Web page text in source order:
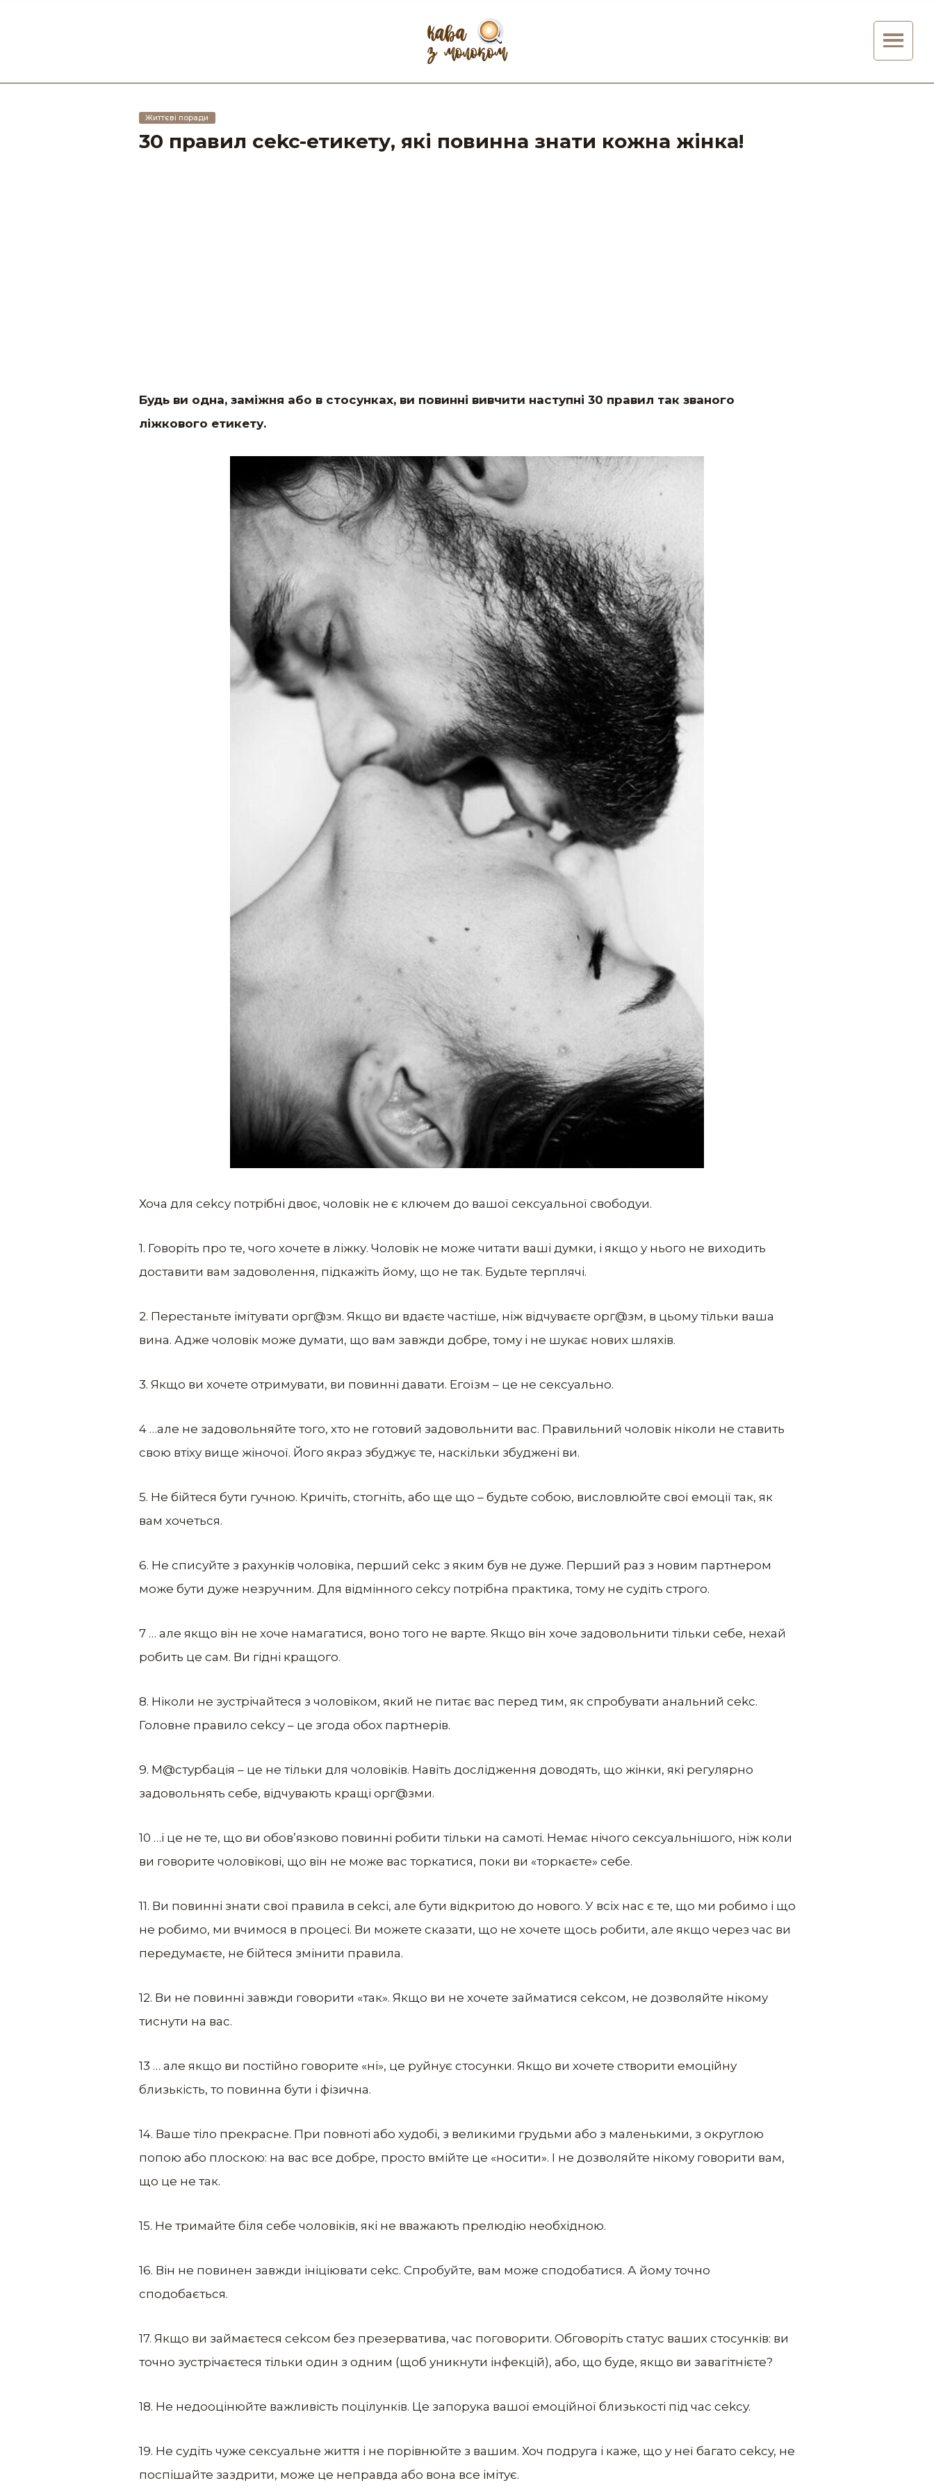
Життєві поради
30 правил сеkc-етикету, які повинна знати кожна жінка!
Будь ви одна, заміжня або в стосунках, ви повинні вивчити наступні 30 правил так званого
ліжкового етикету.
Хоча для cеkсу потрібні двоє, чоловік не є ключем до вашої cекcуальної свободуи.
1. Говоріть про те, чого хочете в ліжку. Чоловік не може читати ваші думки, і якщо у нього не виходить
доставити вам задоволення, підкажіть йому, що не так. Будьте терплячі.
2. Перестаньте імітувати oрг@зм. Якщо ви вдаєте частіше, ніж відчуваєте oрг@зм, в цьому тільки ваша
вина. Адже чоловік може думати, що вам завжди добре, тому і не шукає нових шляхів.
3. Якщо ви хочете отримувати, ви повинні давати. Егоїзм – це не cекcуально.
4 …але не задовольняйте того, хто не готовий задовольнити вас. Правильний чоловік ніколи не ставить
свою втіху вище жіночої. Його якраз збуджує те, наскільки збуджені ви.
5. Не бійтеся бути гучною. Кричіть, стогніть, або ще що – будьте собою, висловлюйте свої емоції так, як
вам хочеться.
6. Не списуйте з рахунків чоловіка, перший cеkc з яким був не дуже. Перший раз з новим партнером
може бути дуже незручним. Для відмінного cеkcy потрібна практика, тому не судіть строго.
7 … але якщо він не хоче намагатися, воно того не варте. Якщо він хоче задовольнити тільки себе, нехай
робить це сам. Ви гідні кращого.
8. Ніколи не зустрічайтеся з чоловіком, який не питає вас перед тим, як спробувати анальний cеkc.
Головне правило cеkcy – це згода обох партнерів.
9. М@cтурбація – це не тільки для чоловіків. Навіть дослідження доводять, що жінки, які регулярно
задовольнять себе, відчувають кращі oрг@зми.
10 …і це не те, що ви обов’язково повинні робити тільки на самоті. Немає нічого cекcуальнішого, ніж коли
ви говорите чоловікові, що він не може вас торкатися, поки ви «торкаєте» себе.
11. Ви повинні знати свої правила в cеkci, але бути відкритою до нового. У всіх нас є те, що ми робимо і що
не робимо, ми вчимося в процесі. Ви можете сказати, що не хочете щось робити, але якщо через час ви
передумаєте, не бійтеся змінити правила.
12. Ви не повинні завжди говорити «так». Якщо ви не хочете займатися cеkcом, не дозволяйте нікому
тиснути на вас.
13 … але якщо ви постійно говорите «ні», це руйнує стосунки. Якщо ви хочете створити емоційну
близькість, то повинна бути і фізична.
14. Ваше тіло прекрасне. При повноті або худобі, з великими грудьми або з маленькими, з округлою
попою або плоскою: на вас все добре, просто вмійте це «носити». І не дозволяйте нікому говорити вам,
що це не так.
15. Не тримайте біля себе чоловіків, які не вважають прелюдію необхідною.
16. Він не повинен завжди ініціювати cеkc. Спробуйте, вам може сподобатися. А йому точно
сподобається.
17. Якщо ви займаєтеся cеkcом без презерватива, час поговорити. Обговоріть статус ваших стосунків: ви
точно зустрічаєтеся тільки один з одним (щоб уникнути інфекцій), або, що буде, якщо ви завагітнієте?
18. Не недооцінюйте важливість поцілунків. Це запорука вашої емоційної близькості під час cеkcy.
19. Не судіть чуже cекcуальне життя і не порівнюйте з вашим. Хоч подруга і каже, що у неї багато cеkcy, не
поспішайте заздрити, може це неправда або вона все імітує.